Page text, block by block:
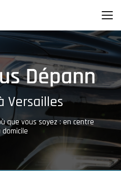
Versailles
que vous soyez : en centre
domicile